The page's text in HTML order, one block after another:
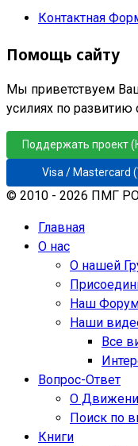
Контактная
Помощь сайту
Мы приветствуем
усилиях по развитию
Поддержать проект
Visa / Mastercard
© 2010 - 2026 ПМГ
Главная
О нас
О нашей
Наш
Наши
Все
Вопрос-Ответ
О
Поиск по
Книги